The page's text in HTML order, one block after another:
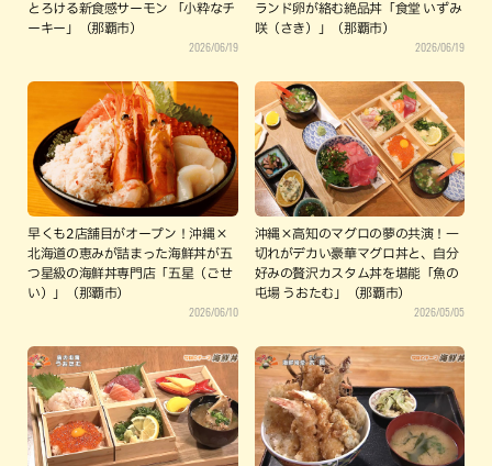
とろける新食感サーモン 「小粋なチ
ーキー」（那覇市）
2026/06/19
ランド卵が絡む絶品丼「食堂 いずみ
咲（さき）」（那覇市）
2026/06/19
早くも2店舗目がオープン！沖縄×
北海道の恵みが詰まった海鮮丼が五
つ星級の海鮮丼専門店「五星（ごせ
い）」（那覇市）
2026/06/10
沖縄×高知のマグロの夢の共演！一
切れがデカい豪華マグロ丼と、自分
好みの贅沢カスタム丼を堪能「魚の
屯場 うおたむ」（那覇市）
2026/05/05